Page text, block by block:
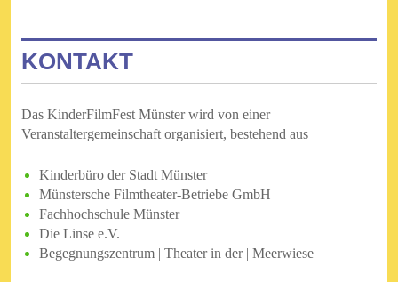
KONTAKT
Das KinderFilmFest Münster wird von einer
Veranstaltergemeinschaft organisiert, bestehend aus
Kinderbüro der Stadt Münster
Münstersche Filmtheater-Betriebe GmbH
Fachhochschule Münster
Die Linse e.V.
Begegnungszentrum | Theater in der | Meerwiese